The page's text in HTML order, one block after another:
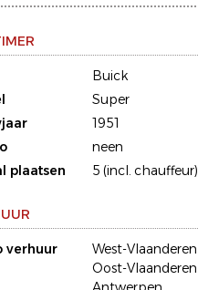
Buick
Super
1951
neen
plaatsen
5 (incl. chauffeur)
verhuur
West-Vlaanderen
Oost-Vlaanderen